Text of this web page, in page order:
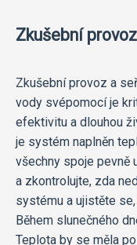
Zkušební
Zkušební provoz a
vody svépomocí je
efektivitu a dlouhou
je systém naplněn
všechny spoje pevně
a zkontrolujte, zda
systému a ujistěte
Během slunečného
Teplota by se měla